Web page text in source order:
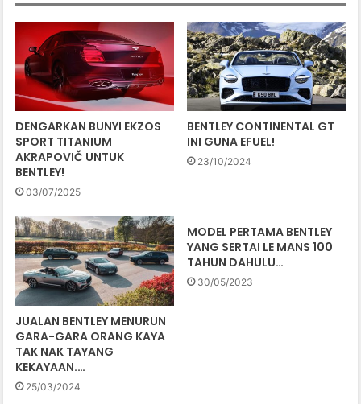
DENGARKAN BUNYI EKZOS
SPORT TITANIUM
AKRAPOVIČ UNTUK
BENTLEY!
03/07/2025
BENTLEY CONTINENTAL GT
INI GUNA EFUEL!
23/10/2024
JUALAN BENTLEY MENURUN
GARA-GARA ORANG KAYA
TAK NAK TAYANG
KEKAYAAN.…
25/03/2024
MODEL PERTAMA BENTLEY
YANG SERTAI LE MANS 100
TAHUN DAHULU…
30/05/2023